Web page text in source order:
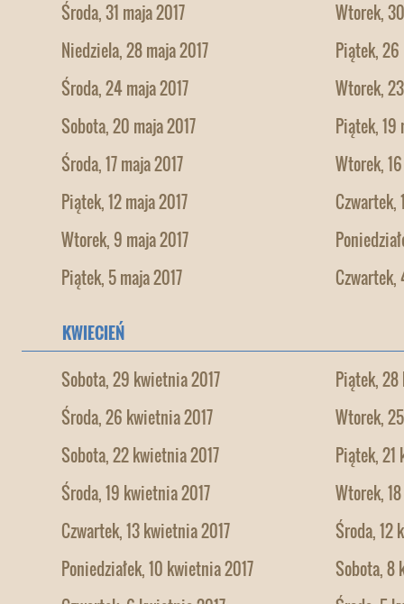
Środa, 31 maja 2017
Wtorek,
Niedziela, 28 maja 2017
Piątek, 26
Środa, 24 maja 2017
Wtorek,
Sobota, 20 maja 2017
Piątek, 19
Środa, 17 maja 2017
Wtorek,
Piątek, 12 maja 2017
Czwartek,
Wtorek, 9 maja 2017
Piątek, 5 maja 2017
Czwartek,
KWIECIEŃ
Sobota, 29 kwietnia 2017
Piątek,
Środa, 26 kwietnia 2017
Wtorek,
Sobota, 22 kwietnia 2017
Piątek, 21
Środa, 19 kwietnia 2017
Wtorek,
Czwartek, 13 kwietnia 2017
Środa, 12
Poniedziałek, 10 kwietnia 2017
Sobota, 8